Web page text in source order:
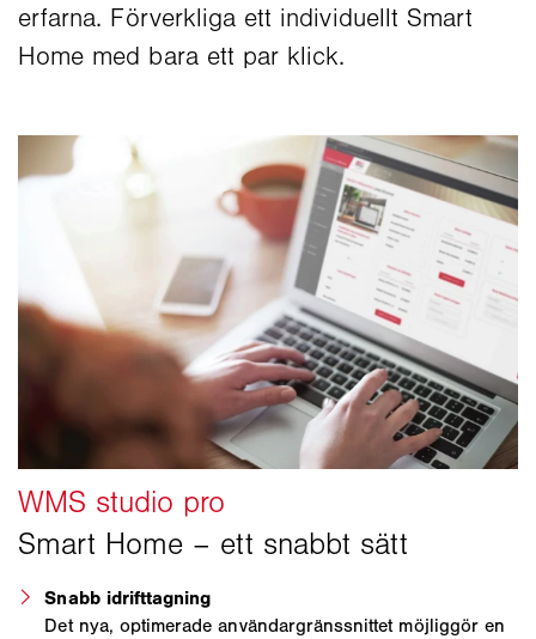
erfarna. Förverkliga ett individuellt Smart
Home med bara ett par klick.
Snabb idrifttagning
Det nya, optimerade användargränssnittet möjliggör en